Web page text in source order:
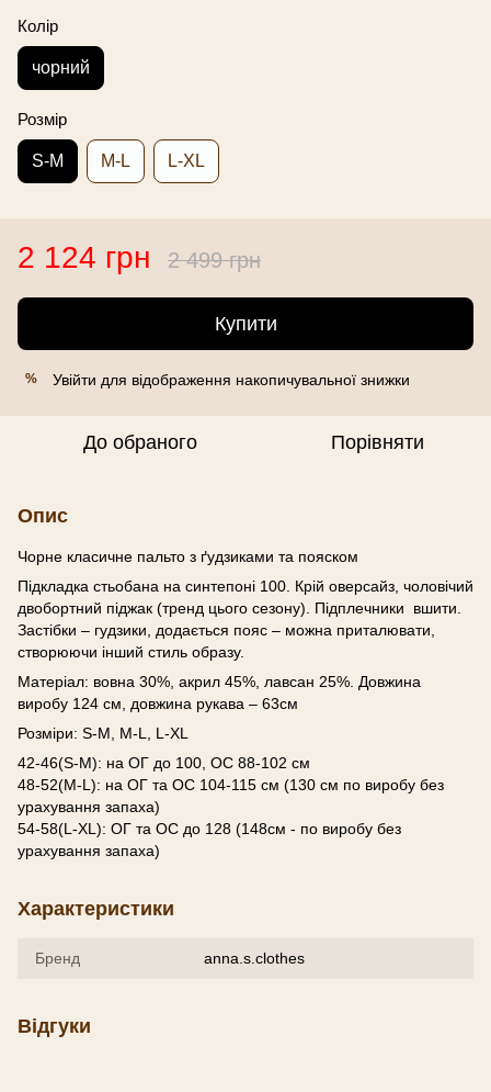
Колір
чорний
Розмір
S-M M-L L-XL
2 124 грн 2 499 грн
Купити
% Увійти для відображення накопичувальної знижки
До обраного Порівняти
Опис
Чорне класичне пальто з ґудзиками та пояском
Підкладка стьобана на синтепоні 100. Крій оверсайз, чоловічий
двобортний піджак (тренд цього сезону). Підплечники вшити.
Застібки – гудзики, додається пояс – можна приталювати,
створюючи інший стиль образу.
Матеріал: вовна 30%, акрил 45%, лавсан 25%. Довжина
виробу 124 см, довжина рукава – 63см
Розміри: S-M, M-L, L-XL
42-46(S-M): на ОГ до 100, ОС 88-102 см
48-52(M-L): на ОГ та ОС 104-115 см (130 см по виробу без
урахування запаха)
54-58(L-XL): ОГ та ОС до 128 (148см - по виробу без
урахування запаха)
Характеристики
Бренд anna.s.clothes
Відгуки